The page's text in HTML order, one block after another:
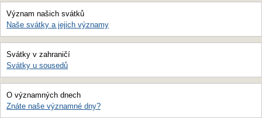
Význam našich svátků
Naše svátky a jejich významy
Svátky v zahraničí
Svátky u sousedů
O významných dnech
Znáte naše významné dny?